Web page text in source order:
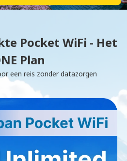
Pocket WiFi - Het
Plan
een reis zonder datazorgen